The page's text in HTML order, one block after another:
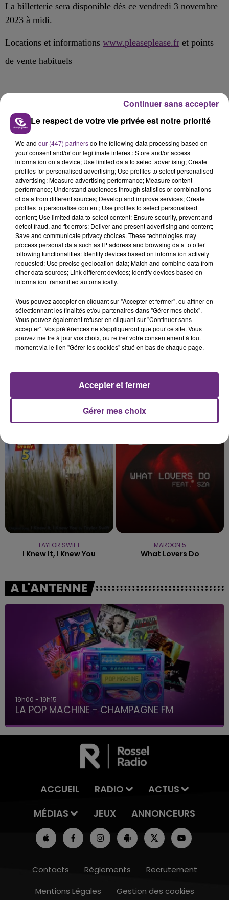
La billetterie sera disponible dès ce vendredi 3 novembre
2023 à midi.
Locations et informations www.pleaseplease.fr et points
de vente habituels
FIL D'ACTU
5 août 2026
UN FEU DE REMORQUE BLOQUE LA
CIRCULATION DANS LES ARDENNES
Un feu de remorque s'est déclaré ce mercredi en
fin de matinée sur l'A34.
5 août 2026
VENEZ FÊTER CE WEEK-END
Ce samedi 8 août sera un grand jour :
l'anniversaire du plus gros sanglier du monde.
Une fête est donc organisée et vous êtes tous
TITRES DIFFUSÉS
TAYLOR SWIFT
I Knew It, I Knew You
MAROON 5
What Lovers Do
A L'ANTENNE
19h00 - 19h15
LA POP MACHINE - CHAMPAGNE FM
ACCUEIL RADIO
ACTUS
MÉDIAS
JEUX ANNONCEURS
Contacts Règlements
Recrutement
Mentions Légales
Gestion des cookies
Le respect de votre vie privée est notre priorité
We and our (447) partnersdo the following data processing based on
your consent and/or our legitimate interest: Store and/or access
information on a device; Use limited data to select advertising; Create
profiles for personalised advertising; Use profiles to select personalised
advertising; Measure advertising performance; Measure content
performance; Understand audiences through statistics or combinations
of data from different sources; Develop and improve services; Create
profiles to personalise content; Use profiles to select personalised
content; Use limited data to select content; Ensure security, prevent and
detect fraud, and fix errors; Deliver and present advertising and content;
Save and communicate privacy choices. These technologies may
process personal data such as IP address and browsing data to offer
following functionalities: Identify devices based on information actively
requested; Use precise geolocation data; Match and combine data from
other data sources; Link different devices; Identify devices based on
information transmitted automatically.
Vous pouvez accepter en cliquant sur "Accepter et fermer", ou affiner en
sélectionnant les finalités et/ou partenaires dans "Gérer mes choix".
Vous pouvez également refuser en cliquant sur "Continuer sans
accepter". Vos préférences ne s'appliqueront que pour ce site. Vous
pouvez mettre à jour vos choix, ou retirer votre consentement à tout
moment via le lien "Gérer les cookies" situé en bas de chaque page.
Gérer mes choix
Accepter et fermer
Continuer sans accepter